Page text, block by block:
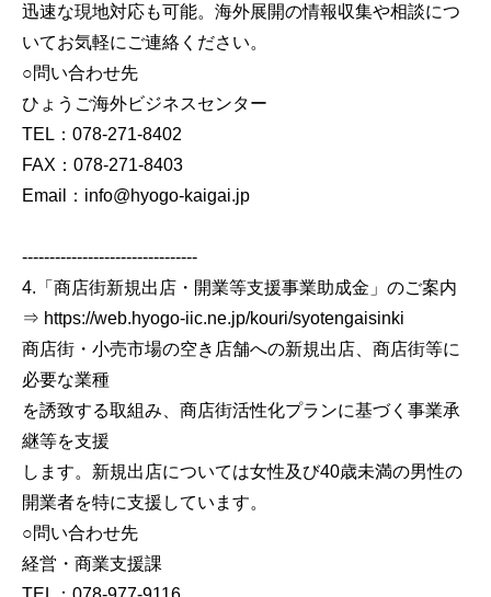
迅速な現地対応も可能。海外展開の情報収集や相談につ
いてお気軽にご連絡ください。
○問い合わせ先
ひょうご海外ビジネスセンター
TEL：078-271-8402
FAX：078-271-8403
Email：info@hyogo-kaigai.jp
--------------------------------
4.「商店街新規出店・開業等支援事業助成金」のご案内
⇒ https://web.hyogo-iic.ne.jp/kouri/syotengaisinki
商店街・小売市場の空き店舗への新規出店、商店街等に
必要な業種
を誘致する取組み、商店街活性化プランに基づく事業承
継等を支援
します。新規出店については女性及び40歳未満の男性の
開業者を特に支援しています。
○問い合わせ先
経営・商業支援課